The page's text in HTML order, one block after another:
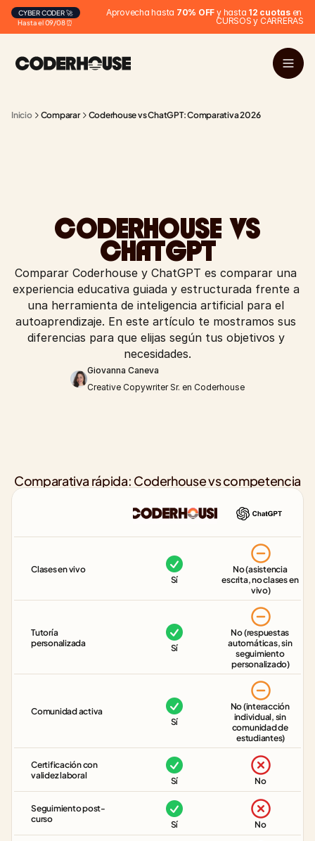
Hasta el 09/08 ⏰
CYBER CODER 🚀 Aprovecha hasta 70% OFF y hasta 12 cuotas en
CURSOS y CARRERAS
Inicio Comparar Coderhouse vs ChatGPT: Comparativa 2026
CODERHOUSE VS
CHATGPT
Comparar Coderhouse y ChatGPT es comparar una
experiencia educativa guiada y estructurada frente a
una herramienta de inteligencia artificial para el
autoaprendizaje. En este artículo te mostramos sus
diferencias para que elijas según tus objetivos y
necesidades.
Giovanna Caneva
Creative Copywriter Sr. en Coderhouse
Comparativa rápida: Coderhouse vs competencia
Clases en vivo
Sí
No (asistencia
escrita, no clases en
vivo)
Tutoría
personalizada
Sí
No (respuestas
automáticas, sin
seguimiento
personalizado)
Comunidad activa
Sí
No (interacción
individual, sin
comunidad de
estudiantes)
Certificación con
validez laboral
Sí No
Seguimiento post-
curso
Sí No